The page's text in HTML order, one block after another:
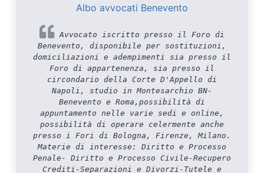
Albo avvocati Benevento
Avvocato iscritto presso il Foro di
Benevento, disponibile per sostituzioni,
domiciliazioni e adempimenti sia presso il
Foro di appartenenza, sia presso il
circondario della Corte D'Appello di
Napoli, studio in Montesarchio BN-
Benevento e Roma,possibilità di
appuntamento nelle varie sedi e online,
possibilità di operare celermente anche
presso i Fori di Bologna, Firenze, Milano.
Materie di interesse: Diritto e Processo
Penale- Diritto e Processo Civile-Recupero
Crediti-Separazioni e Divorzi-Tutele e